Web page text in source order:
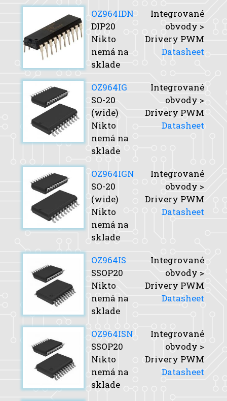
OZ964IDN
DIP20
Nikto
nemá na
sklade
Integrované
obvody >
Drivery PWM
Datasheet
OZ964IG
SO-20
(wide)
Nikto
nemá na
sklade
Integrované
obvody >
Drivery PWM
Datasheet
OZ964IGN
SO-20
(wide)
Nikto
nemá na
sklade
Integrované
obvody >
Drivery PWM
Datasheet
OZ964IS
SSOP20
Nikto
nemá na
sklade
Integrované
obvody >
Drivery PWM
Datasheet
OZ964ISN
SSOP20
Nikto
nemá na
sklade
Integrované
obvody >
Drivery PWM
Datasheet